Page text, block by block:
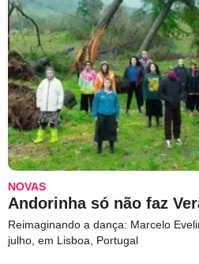
NOVAS
Andorinha só não faz
Reimaginando a dança: Marcelo
julho, em Lisboa, Portugal